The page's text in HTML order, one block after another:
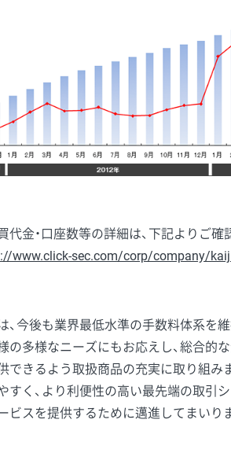
代金・口座数等の詳細は、下記よりご確
www.click-sec.com/corp/company/
、今後も業界最低水準の手数料体系を維
の多様なニーズにもお応えし、総合的
できるよう取扱商品の充実に取り組み
すく、より利便性の高い最先端の取引
ビスを提供するために邁進してまいり